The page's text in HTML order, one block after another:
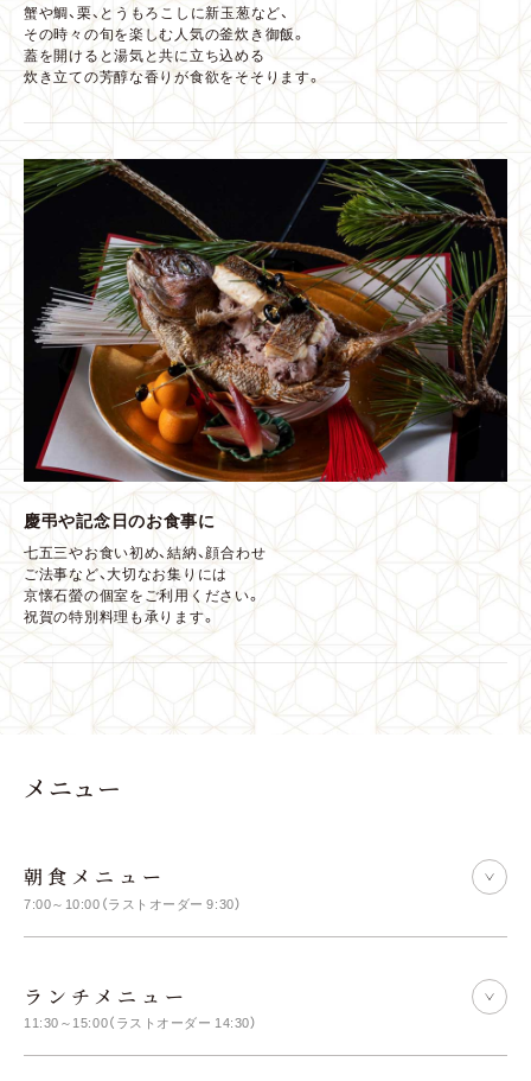
蟹や鯛、栗、とうもろこしに新玉葱など、
その時々の旬を楽しむ人気の釜炊き御飯。
蓋を開けると湯気と共に立ち込める
炊き立ての芳醇な香りが食欲をそそります。
慶弔や記念日のお食事に
七五三やお食い初め、結納、顔合わせ
ご法事など、大切なお集りには
京懐石螢の個室をご利用ください。
祝賀の特別料理も承ります。
メニュ ー
朝食メニュー
7:00～10:00（ラストオーダー 9:30）
ランチメニュー
11:30～15:00（ラストオーダー 14:30）